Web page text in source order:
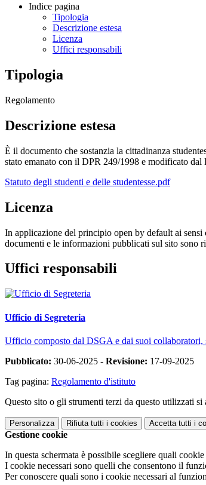
Indice pagina
Tipologia
Descrizione estesa
Licenza
Uffici responsabili
Tipologia
Regolamento
Descrizione estesa
È il documento che sostanzia la cittadinanza
stato emanato con il DPR 249/1998 e modificato dal
Statuto degli studenti e delle studentesse.pdf
Licenza
In applicazione del principio open by default ai
documenti e le informazioni pubblicati sul sito sono
Uffici responsabili
Ufficio di Segreteria
Ufficio composto dal DSGA e dai suoi
Pubblicato: 30-06-2025 - Revisione: 17-09-2025
Tag pagina: Regolamento d'istituto
Questo sito o gli strumenti terzi da questo utilizzati
Personalizza Rifiuta tutti i cookies Accetta tutti i
Gestione cookie
In questa schermata è possibile scegliere quali
I cookie necessari sono quelli che consentono il
Per conoscere quali sono i cookie necessari al